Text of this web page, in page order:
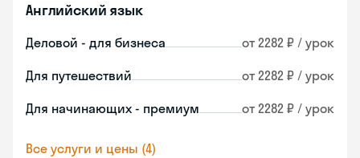
Английский язык
Деловой - для бизнеса от 2282 ₽ / урок
Для путешествий от 2282 ₽ / урок
Для начинающих - премиум от 2282 ₽ / урок
Все услуги и цены (4)